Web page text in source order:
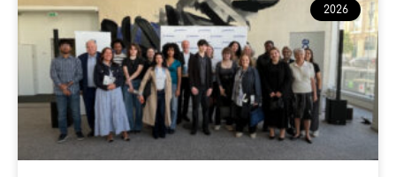
2026